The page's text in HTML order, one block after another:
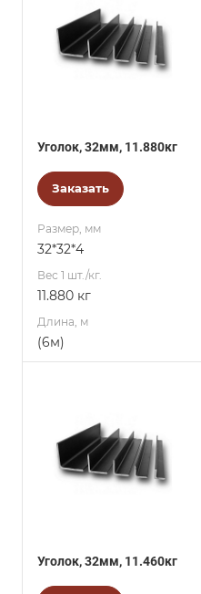
Уголок, 32мм, 11.880кг
Заказать
Размер, мм
32*32*4
Вес 1 шт./кг.
11.880 кг
Длина, м
(6м)
Уголок, 32мм, 11.460кг